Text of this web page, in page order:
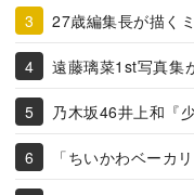
27歳編集長が描く
遠藤璃菜1st写真集
乃木坂46井上和『
「ちいかわベーカ